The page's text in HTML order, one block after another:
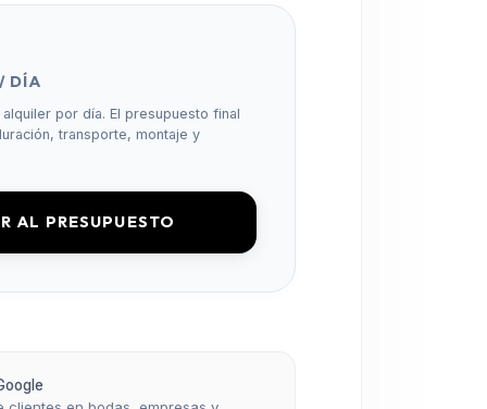
/ DÍA
por día. El presupuesto final
transporte, montaje y
AL PRESUPUESTO